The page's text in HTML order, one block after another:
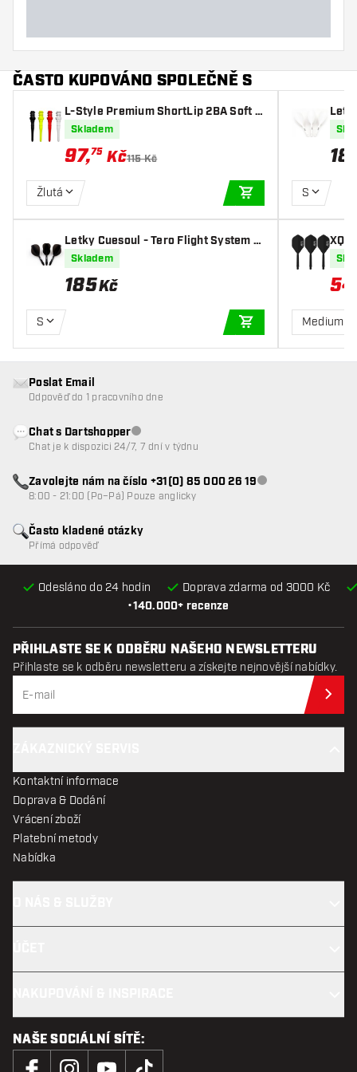
ČASTO KUPOVÁNO SPOLEČNĚ S
L-Style Premium ShortLip 2BA Soft T
ips
Skladem
97,75 Kč115 Kč
Žlutá
PŘIDAT DO KOŠÍKU
Letky Cuesoul - Tero Flight System A
K5 Rost Teardrop - Black
Skladem
185Kč
S
PŘIDAT DO KOŠÍKU
K5
S
XQ
ard
54
Medium
•140.000+ recenze
Odesláno do 24 hodin Doprava zdarma od 3000 Kč
Často kladené otázky
Přímá odpověď
Poslat Email
Odpověď do 1 pracovního dne
Chat s DartshopperZákaznický servis nedostupný
Chat je k dispozici 24/7, 7 dní v týdnu
Zavolejte nám na číslo +31(0) 85 000 26 19Zákaznický servis
8:00 - 21:00 (Po–Pá) Pouze anglicky
PŘIHLASTE SE K ODBĚRU NAŠEHO NEWSLETTERU
Přihlaste se k odběru newsletteru a získejte nejnovější nabídky.
Kontaktní informace
Doprava & Dodání
Vrácení zboží
Platební metody
Nabídka
NAŠE SOCIÁLNÍ SÍTĚ: